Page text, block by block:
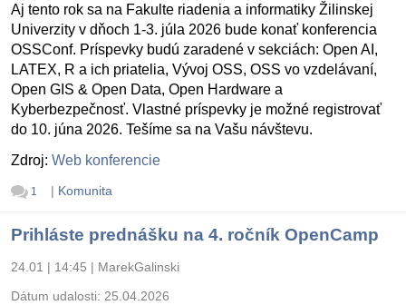
Aj tento rok sa na Fakulte riadenia a informatiky Žilinskej
Univerzity v dňoch 1-3. júla 2026 bude konať konferencia
OSSConf. Príspevky budú zaradené v sekciách: Open AI,
LATEX, R a ich priatelia, Vývoj OSS, OSS vo vzdelávaní,
Open GIS & Open Data, Open Hardware a
Kyberbezpečnosť. Vlastné príspevky je možné registrovať
do 10. júna 2026. Tešíme sa na Vašu návštevu.
Zdroj: Web konferencie
1 | Komunita
Prihláste prednášku na 4. ročník OpenCamp
24.01 | 14:45 | MarekGalinski
Dátum udalosti: 25.04.2026